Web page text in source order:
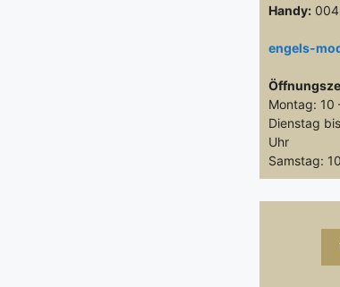
Handy:
engels-
Montag: 10
Dienstag
Uhr
Samstag: